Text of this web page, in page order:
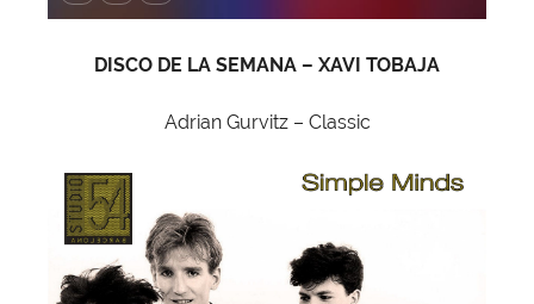
DISCO DE LA SEMANA – XAVI TOBAJA
Adrian Gurvitz – Classic